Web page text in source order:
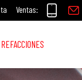
Ventas:
REFACCIONES